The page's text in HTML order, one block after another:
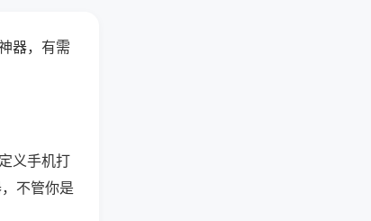
器，有需
义手机打
不管你是